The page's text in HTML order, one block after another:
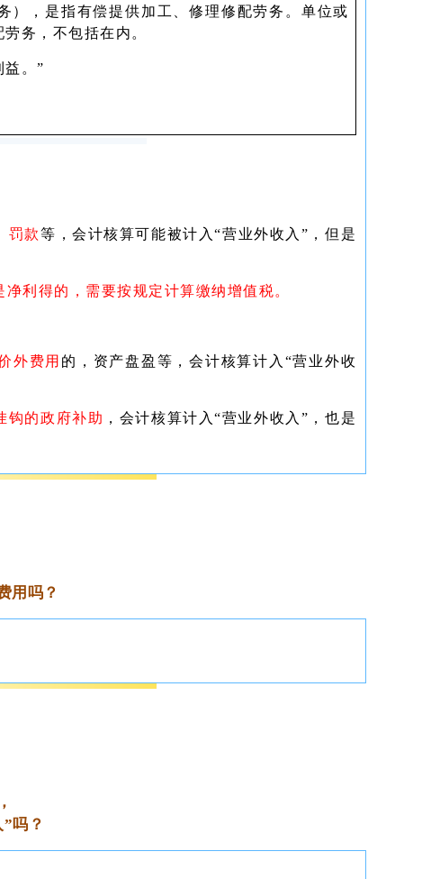
，是指有偿提供加工、修理修配劳务。单位或
务，不包括在内。
。”
罚款等，会计核算可能被计入“营业外收入”，但是
利得的，需要按规定计算缴纳增值税。
外费用 的，资产盘盈等，会计核算计入“营业外收
钩的政府补助 ，会计核算计入“营业外收入”，也是
用吗？
吗？